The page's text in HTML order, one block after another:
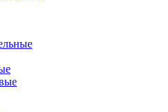
радары
и аксессуары
Навигаторы
заднего вида
антенны
автомобильные